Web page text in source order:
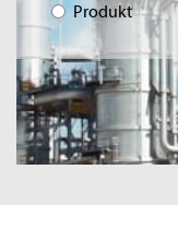
Produkt